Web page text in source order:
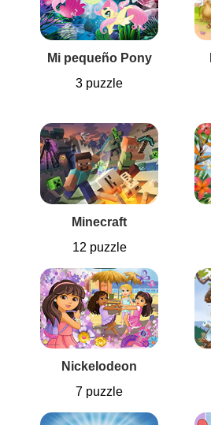
Mi pequeño Pony
3 puzzle
Minecraft
12 puzzle
Nickelodeon
7 puzzle